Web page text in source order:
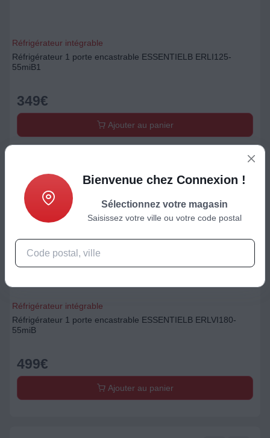
Réfrigérateur intégrable
Réfrigérateur 1 porte encastrable ESSENTIELB ERLI125-
55miB1
349€
Ajouter au panier
Réfrigérateur intégrable
Réfrigérateur 1 porte encastrable ESSENTIELB ERLVI180-
55miB
499€
Ajouter au panier
Bienvenue chez Connexion !
Sélectionnez votre magasin
Saisissez votre ville ou votre code postal